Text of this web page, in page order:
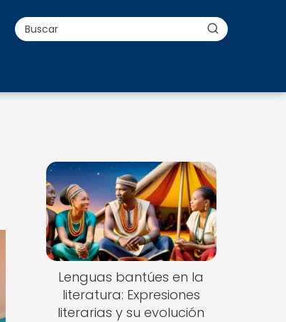
Lenguas bantúes en la
literatura: Expresiones
literarias y su evolución